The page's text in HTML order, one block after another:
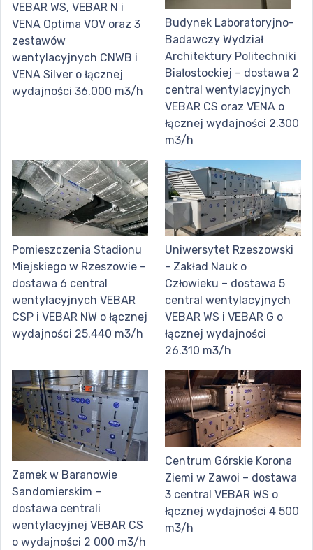
VEBAR WS, VEBAR N i
VENA Optima VOV oraz 3
zestawów
wentylacyjnych CNWB i
VENA Silver o łącznej
wydajności 36.000 m3/h
Budynek Laboratoryjno-
Badawczy Wydział
Architektury Politechniki
Białostockiej – dostawa 2
central wentylacyjnych
VEBAR CS oraz VENA o
łącznej wydajności 2.300
m3/h
Pomieszczenia Stadionu
Miejskiego w Rzeszowie –
dostawa 6 central
wentylacyjnych VEBAR
CSP i VEBAR NW o łącznej
wydajności 25.440 m3/h
Uniwersytet Rzeszowski
- Zakład Nauk o
Człowieku – dostawa 5
central wentylacyjnych
VEBAR WS i VEBAR G o
łącznej wydajności
26.310 m3/h
Zamek w Baranowie
Sandomierskim –
dostawa centrali
wentylacyjnej VEBAR CS
o wydajności 2 000 m3/h
Centrum Górskie Korona
Ziemi w Zawoi – dostawa
3 central VEBAR WS o
łącznej wydajności 4 500
m3/h